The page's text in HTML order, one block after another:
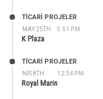
MAY 25TH 5:51 PM
TİCARİ PROJELER
K Plaza
NIS 8TH 12:34 PM
TİCARİ PROJELER
Royal Marin